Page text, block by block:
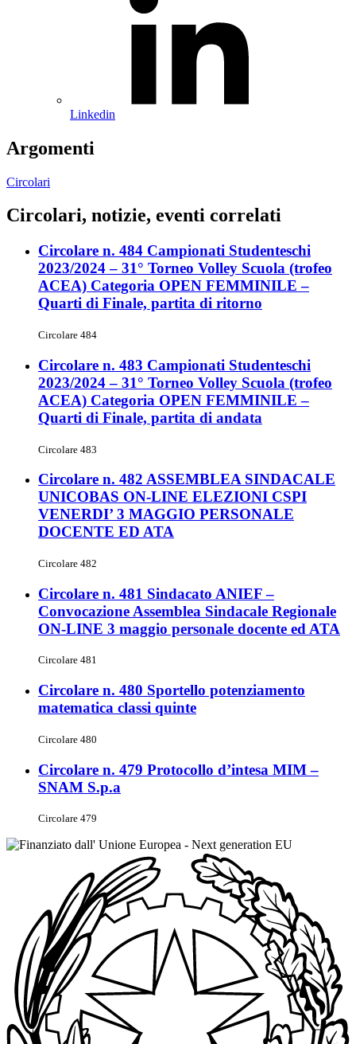
Linkedin
Argomenti
Circolari
Circolari, notizie, eventi correlati
Circolare n. 484 Campionati Studenteschi
2023/2024 – 31° Torneo Volley Scuola (trofeo
ACEA) Categoria OPEN FEMMINILE –
Quarti di Finale, partita di ritorno
Circolare 484
Circolare n. 483 Campionati Studenteschi
2023/2024 – 31° Torneo Volley Scuola (trofeo
ACEA) Categoria OPEN FEMMINILE –
Quarti di Finale, partita di andata
Circolare 483
Circolare n. 482 ASSEMBLEA SINDACALE
UNICOBAS ON-LINE ELEZIONI CSPI
VENERDI’ 3 MAGGIO PERSONALE
DOCENTE ED ATA
Circolare 482
Circolare n. 481 Sindacato ANIEF –
Convocazione Assemblea Sindacale Regionale
ON-LINE 3 maggio personale docente ed ATA
Circolare 481
Circolare n. 480 Sportello potenziamento
matematica classi quinte
Circolare 480
Circolare n. 479 Protocollo d’intesa MIM –
SNAM S.p.a
Circolare 479